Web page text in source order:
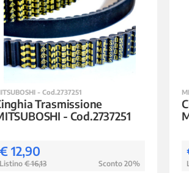
- Cod.2737251
Trasmissione
- Cod.2737251
12,90
€ 16,13 Sconto 20%